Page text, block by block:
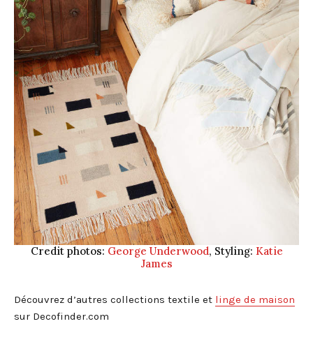
Credit photos: George Underwood, Styling: Katie
James
Découvrez d’autres collections textile et linge de maison
sur Decofinder.com